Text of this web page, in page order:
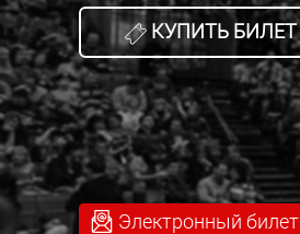
КУПИТЬ БИЛЕТ
Электронный билет